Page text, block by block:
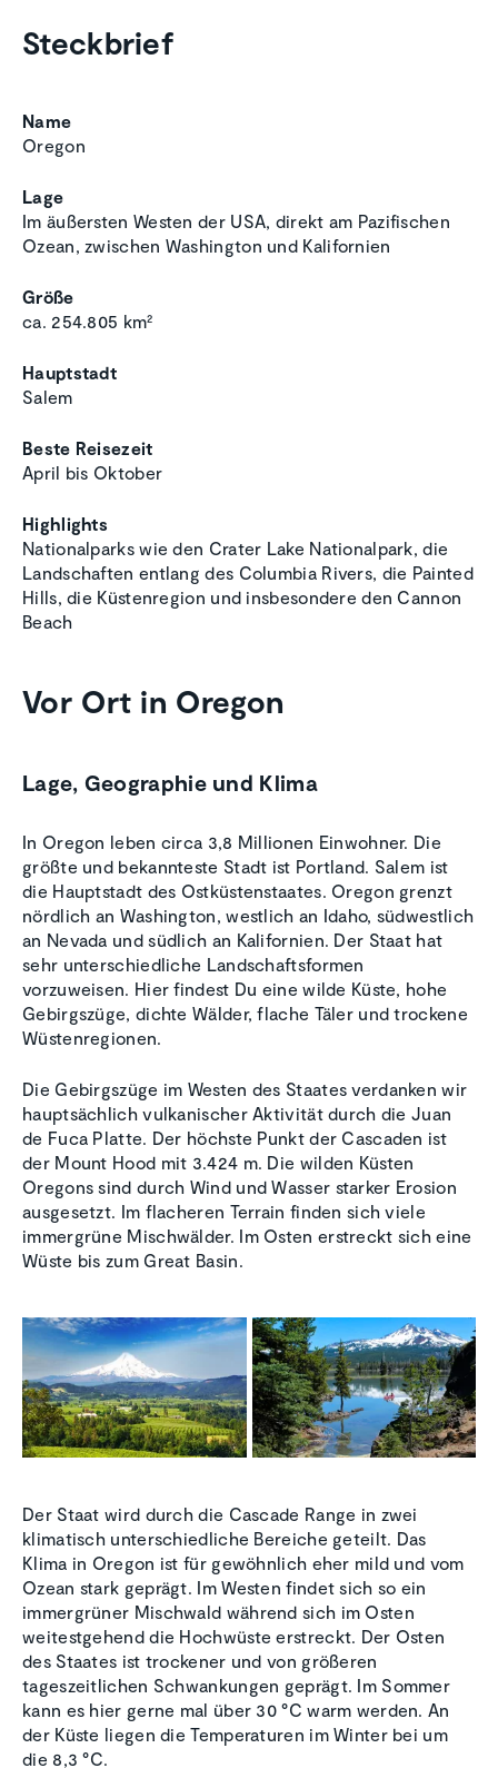
Steckbrief
Name
Oregon
Lage
Im äußersten Westen der USA, direkt am Pazifischen
Ozean, zwischen Washington und Kalifornien
Größe
ca. 254.805 km²
Hauptstadt
Salem
Beste Reisezeit
April bis Oktober
Highlights
Nationalparks wie den Crater Lake Nationalpark, die
Landschaften entlang des Columbia Rivers, die Painted
Hills, die Küstenregion und insbesondere den Cannon
Beach
Vor Ort in Oregon
Lage, Geographie und Klima
In Oregon leben circa 3,8 Millionen Einwohner. Die
größte und bekannteste Stadt ist Portland. Salem ist
die Hauptstadt des Ostküstenstaates. Oregon grenzt
nördlich an Washington, westlich an Idaho, südwestlich
an Nevada und südlich an Kalifornien. Der Staat hat
sehr unterschiedliche Landschaftsformen
vorzuweisen. Hier findest Du eine wilde Küste, hohe
Gebirgszüge, dichte Wälder, flache Täler und trockene
Wüstenregionen.
Die Gebirgszüge im Westen des Staates verdanken wir
hauptsächlich vulkanischer Aktivität durch die Juan
de Fuca Platte. Der höchste Punkt der Cascaden ist
der Mount Hood mit 3.424 m. Die wilden Küsten
Oregons sind durch Wind und Wasser starker Erosion
ausgesetzt. Im flacheren Terrain finden sich viele
immergrüne Mischwälder. Im Osten erstreckt sich eine
Wüste bis zum Great Basin.
Der Staat wird durch die Cascade Range in zwei
klimatisch unterschiedliche Bereiche geteilt. Das
Klima in Oregon ist für gewöhnlich eher mild und vom
Ozean stark geprägt. Im Westen findet sich so ein
immergrüner Mischwald während sich im Osten
weitestgehend die Hochwüste erstreckt. Der Osten
des Staates ist trockener und von größeren
tageszeitlichen Schwankungen geprägt. Im Sommer
kann es hier gerne mal über 30 °C warm werden. An
der Küste liegen die Temperaturen im Winter bei um
die 8,3 °C.